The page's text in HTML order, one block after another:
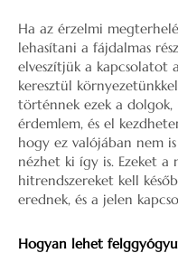
Ha az érzelmi
lehasítani a fájdalmas
elveszítjük a kapcsolatot
keresztül
történnek ezek a
érdemlem, és el
hogy ez valójában nem
nézhet ki így is. Ezeket a
hitrendszereket kell
erednek, és a jelen
Hogyan lehet